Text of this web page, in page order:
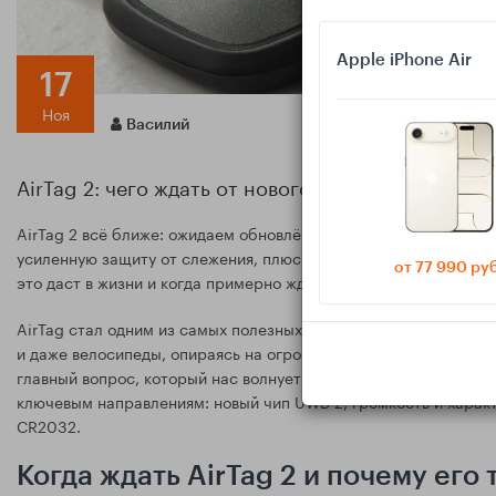
17
Ноя Василий
AirTag 2: чего ждать от нового трекера — UWB
AirTag 2 всё ближе: ожидаем обновлённый UWB 2 для более
усиленную защиту от слежения, плюс улучшенную
это даст в жизни и когда примерно ждать.
AirTag стал одним из самых полезных гаджетов для
и даже велосипеды, опираясь на огромную сеть устройств
главный вопрос, который нас волнует: что именно улучшит
ключевым направлениям: новый чип UWB 2, громкость и
CR2032.
Когда ждать AirTag 2 и почему его
Apple iPhone Air
от 77 990